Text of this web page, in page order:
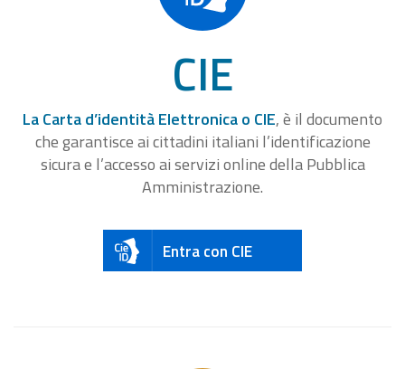
CIE
La Carta d’identità Elettronica o CIE, è il documento
che garantisce ai cittadini italiani l’identificazione
sicura e l’accesso ai servizi online della Pubblica
Amministrazione.
Entra con CIE